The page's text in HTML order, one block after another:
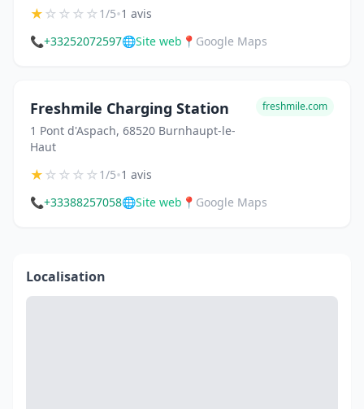
★☆☆☆☆1/5•1 avis
📞+33252072597🌐Site web 📍 Google Maps
Freshmile Charging Station
1 Pont d'Aspach, 68520 Burnhaupt-le-
Haut
freshmile.com
★☆☆☆☆1/5•1 avis
📞+33388257058🌐Site web 📍 Google Maps
Localisation